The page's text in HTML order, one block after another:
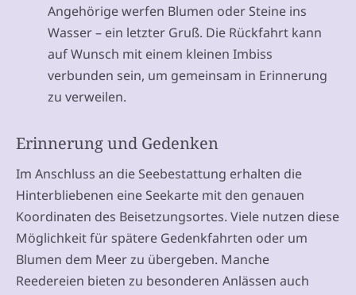
Angehörige werfen Blumen oder Steine ins
Wasser – ein letzter Gruß. Die Rückfahrt kann
auf Wunsch mit einem kleinen Imbiss
verbunden sein, um gemeinsam in Erinnerung
zu verweilen.
Erinnerung und Gedenken
Im Anschluss an die Seebestattung erhalten die
Hinterbliebenen eine Seekarte mit den genauen
Koordinaten des Beisetzungsortes. Viele nutzen diese
Möglichkeit für spätere Gedenkfahrten oder um
Blumen dem Meer zu übergeben. Manche
Reedereien bieten zu besonderen Anlässen auch